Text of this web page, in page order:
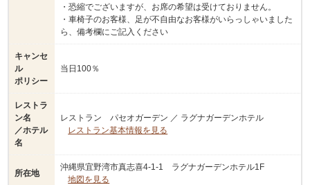
・恐縮でございますが、お席の希望は受けておりません。
・車椅子のお客様、足が不自由なお客様がいらっしゃいました
ら、備考欄にご記入ください
キャンセ
ル
ポリシー
当日100％
レストラ
ン名
／ホテル
名
レストラン パセオガーデン ／ ラグナガーデンホテル
レストラン基本情報を見る
所在地
沖縄県宜野湾市真志喜4-1-1 ラグナガーデンホテル1F
地図を見る